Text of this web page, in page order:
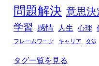
問題解決 意思決
学習
感情 人生 心理
フレームワーク
キャリア 交渉
タグ一覧を見る